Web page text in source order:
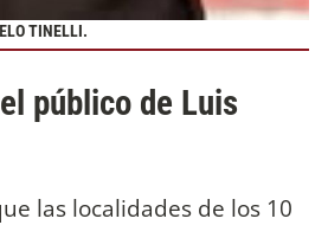
TINELLI.
público de Luis
las localidades de los 10